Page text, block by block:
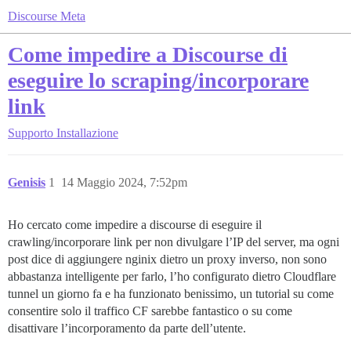
Discourse Meta
Come impedire a Discourse di
eseguire lo scraping/incorporare
link
Supporto Installazione
Genisis 14 Maggio 2024, 7:52pm
1
Ho cercato come impedire a discourse di eseguire il
crawling/incorporare link per non divulgare l’IP del server, ma ogni
post dice di aggiungere nginix dietro un proxy inverso, non sono
abbastanza intelligente per farlo, l’ho configurato dietro Cloudflare
tunnel un giorno fa e ha funzionato benissimo, un tutorial su come
consentire solo il traffico CF sarebbe fantastico o su come
disattivare l’incorporamento da parte dell’utente.